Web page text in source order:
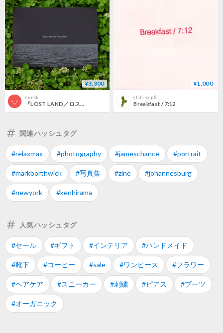
¥3,300
exnkk
¥1,000
chihiro_p8
Breakfast / 7:12
関連ハッシュタグ
#relaxmax #photography #jameschance #portrait
#markborthwick #写真集 #zine #johannesburg
#newyork #kenhirama
人気ハッシュタグ
#セール #ギフト #インテリア #ハンドメイド
#靴下 #コーヒー #sale #ワンピース #フラワー
#ヘアケア #スニーカー #刺繍 #ピアス #ブーツ
#オーガニック